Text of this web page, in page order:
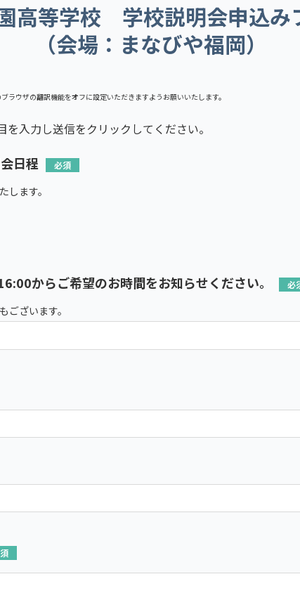
高等学校 学校説明会申込み
（会場：まなびや福岡）
ラウザの翻訳機能をオフに設定いただきますようお願いいたします。
入力し送信をクリックしてください。
日程
ます。
からご希望のお時間をお知らせください。
ざいます。